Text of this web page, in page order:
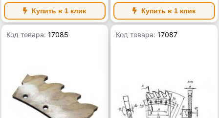
Купить в 1 клик Купить в 1 клик
Код товара:17085 Код товара:17087